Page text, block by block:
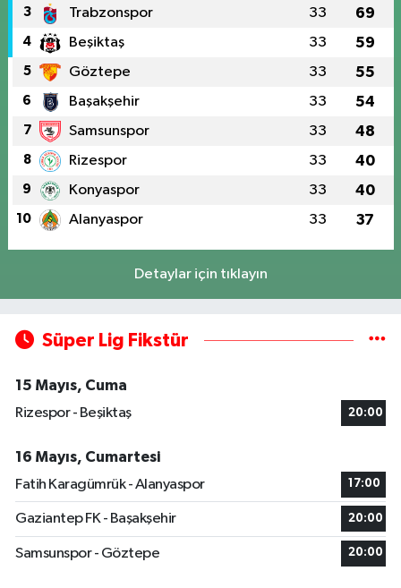
3 Trabzonspor 33 69
4 Beşiktaş 33 59
5 Göztepe 33 55
6 Başakşehir 33 54
7 Samsunspor 33 48
8 Rizespor 33 40
9 Konyaspor 33 40
10 Alanyaspor 33 37
Detaylar için tıklayın
Süper Lig Fikstür
15 Mayıs, Cuma
Rizespor - Beşiktaş
20:00
16 Mayıs, Cumartesi
Fatih Karagümrük - Alanyaspor
17:00
Gaziantep FK - Başakşehir 20:00
Samsunspor - Göztepe 20:00